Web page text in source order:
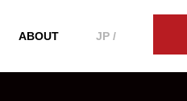
ABOUT JP /